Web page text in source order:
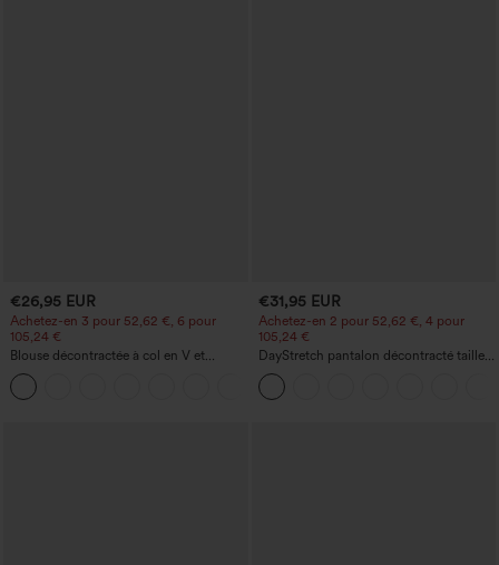
€26,95 EUR
Achetez-en 3 pour 52,62 €, 6 pour
105,24 €
Blouse décontractée à col en V et
manches courtes bouffantes
€31,95 EUR
Achetez-en 2 pour 52,62 €, 4 pour
105,24 €
DayStretch pantalon décontracté taille
haute avec poches et coupe droite